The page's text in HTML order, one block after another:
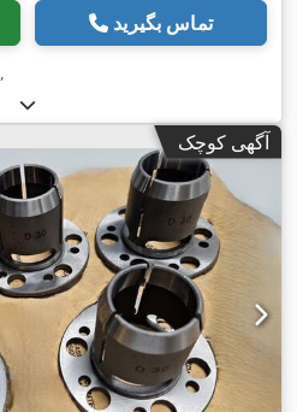
تماس بگیرید
,
آگهی کوچک